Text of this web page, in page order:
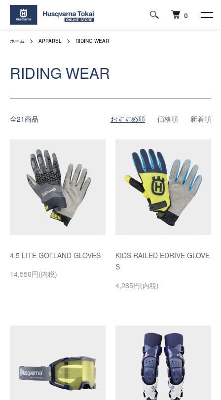
0
ホーム APPAREL RIDING WEAR
RIDING WEAR
全21商品 おすすめ順 価格順 新着順
4.5 LITE GOTLAND GLOVES
14,550円(内税)
KIDS RAILED EDRIVE GLOVE
S
4,285円(内税)